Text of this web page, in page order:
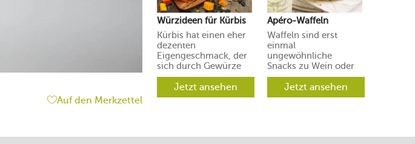
Auf den Merkzettel
Würzideen für Kürbis
Kürbis hat einen eher
dezenten
Eigengeschmack, der
sich durch Gewürze
und Aromen leicht in
verschiedene
Richtungen lenken
Jetzt ansehen
Apéro-Waffeln
Waffeln sind erst
einmal
ungewöhnliche
Snacks zu Wein oder
Prosecco. Ihre Gäste
werden aber
begeistert sein.
Jetzt ansehen